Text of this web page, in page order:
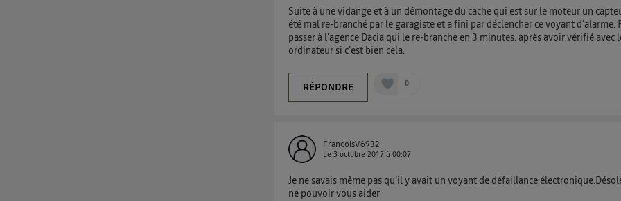
Suite à une vidange et à un démontage du cache qui est sur le moteur un
été mal re-branché par le garagiste et a fini par déclencher ce voyant d'alarme.
passer à l'agence Dacia qui le re-branche en 3 minutes. après avoir vérifié avec
ordinateur si c'est bien cela.
RÉPONDRE 0
FrancoisV6932
Le3 octobre 2017 à00:07
Je ne savais même pas qu'il y avait un voyant de défaillance
ne pouvoir vous aider